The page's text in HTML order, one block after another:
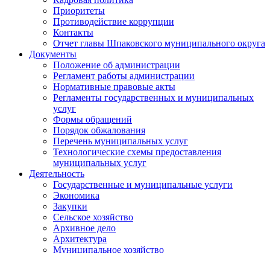
Приоритеты
Противодействие коррупции
Контакты
Отчет главы Шпаковского муниципального округа
Документы
Положение об администрации
Регламент работы администрации
Нормативные правовые акты
Регламенты государственных и муниципальных
услуг
Формы обращений
Порядок обжалования
Перечень муниципальных услуг
Технологические схемы предоставления
муниципальных услуг
Деятельность
Государственные и муниципальные услуги
Экономика
Закупки
Сельское хозяйство
Архивное дело
Архитектура
Муниципальное хозяйство